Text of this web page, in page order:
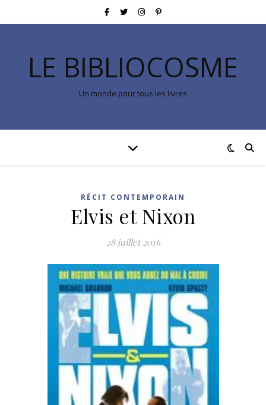
LE BIBLIOCOSME
Un monde pour tous les livres
RÉCIT CONTEMPORAIN
Elvis et Nixon
28 juillet 2016